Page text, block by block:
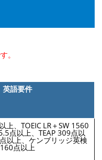
。
英語要件
上、TOEIC LR＋SW 1560
点以上、TEAP 309点以
以上、ケンブリッジ英検
160点以上